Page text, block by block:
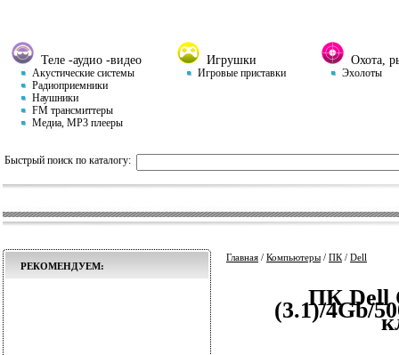
Теле -аудио -видео
Акустические системы
Радиоприемники
Наушники
FM трансмиттеры
Медиа, MP3 плееры
Игрушки
Игровые приставки
Охота,
Эхолоты
Быстрый поиск по каталогу:
РЕКОМЕНДУЕМ:
Главная / Компьютеры / ПК / Dell
ПК Dell
(3.1)/4Gb/